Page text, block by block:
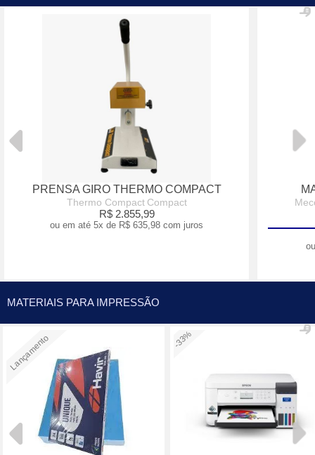
PRENSA GIRO THERMO COMPACT
Thermo Compact Compact
R$ 2.855,99
ou em até 5x de R$ 635,98 com juros
MATERIAIS PARA IMPRESSÃO
Lançamento -33%